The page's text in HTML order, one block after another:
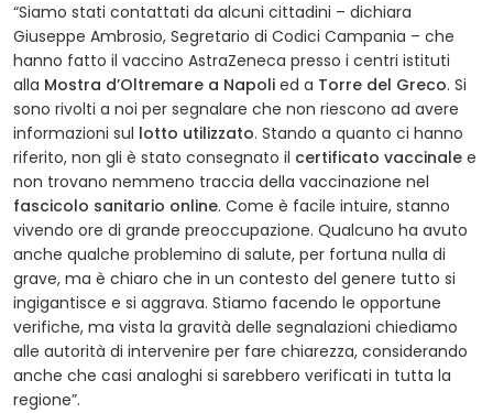
“Siamo stati contattati da alcuni cittadini – dichiara
Giuseppe Ambrosio, Segretario di Codici Campania – che
hanno fatto il vaccino AstraZeneca presso i centri istituti
alla Mostra d’Oltremare a Napoli ed a Torre del Greco. Si
sono rivolti a noi per segnalare che non riescono ad avere
informazioni sul lotto utilizzato. Stando a quanto ci hanno
riferito, non gli è stato consegnato il certificato vaccinale e
non trovano nemmeno traccia della vaccinazione nel
fascicolo sanitario online. Come è facile intuire, stanno
vivendo ore di grande preoccupazione. Qualcuno ha avuto
anche qualche problemino di salute, per fortuna nulla di
grave, ma è chiaro che in un contesto del genere tutto si
ingigantisce e si aggrava. Stiamo facendo le opportune
verifiche, ma vista la gravità delle segnalazioni chiediamo
alle autorità di intervenire per fare chiarezza, considerando
anche che casi analoghi si sarebbero verificati in tutta la
regione”.